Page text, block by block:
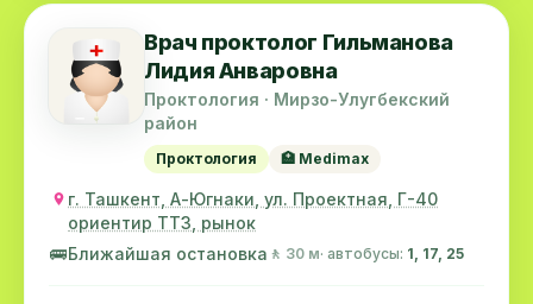
Врач проктолог Гильманова
Лидия Анваровна
Проктология · Мирзо-Улугбекский
район
Проктология 🏥 Medimax
г. Ташкент, А-Югнаки, ул. Проектная, Г-40
ориентир ТТЗ, рынок
🚌Ближайшая остановка 🚶 30 м· автобусы: 1, 17, 25